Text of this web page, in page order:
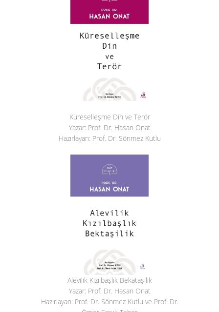
Küreselleşme Din ve Terör
Yazar: Prof. Dr. Hasan Onat
Hazırlayan: Prof. Dr. Sönmez Kutlu
Alevilik Kızılbaşlık Bekataşilik
Yazar: Prof. Dr. Hasan Onat
Hazırlayan: Prof. Dr. Sönmez Kutlu ve Prof. Dr.